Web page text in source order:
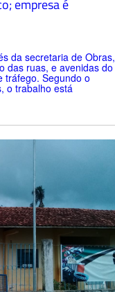
empresa é
da secretaria de Obras,
das ruas, e avenidas do
tráfego. Segundo o
o trabalho está